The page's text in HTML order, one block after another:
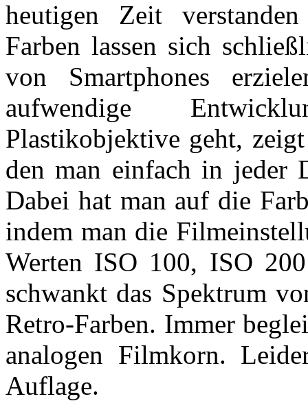
heutigen Zeit
Farben lassen sich
von Smartphones
aufwendige
Plastikobjektive geht,
den man einfach in jeder
Dabei hat man auf die
indem man die
Werten ISO 100, ISO
schwankt das Spektrum
Retro-Farben. Immer
analogen Filmkorn.
Auflage.